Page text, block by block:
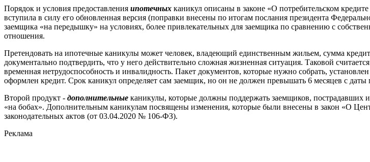
Порядок и условия предоставления ипотечных каникул описаны в законе «О потребительском
вступила в силу его обновленная версия (поправки внесены по итогам послания президента
заемщика «на передышку» на условиях, более привлекательных для заемщика по сравнению с
отношения.
Претендовать на ипотечные каникулы может человек, владеющий единственным жильем, сумма
документально подтвердить, что у него действительно сложная жизненная ситуация. Таковой
временная нетрудоспособность и инвалидность. Пакет документов, которые нужно собрать,
оформлен кредит. Срок каникул определяет сам заемщик, но он не должен превышать 6 месяцев с даты
Второй продукт - дополнительные каникулы, которые должны поддержать заемщиков, пострадавших
«на бобах». Дополнительным каникулам посвящены изменения, которые были внесены в закон «О
законодательных актов (от 03.04.2020 № 106-ФЗ).
Реклама